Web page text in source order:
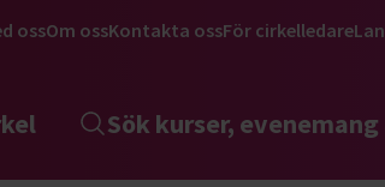
ossOm ossKontakta ossFör cirkelledare
Sök kurser,